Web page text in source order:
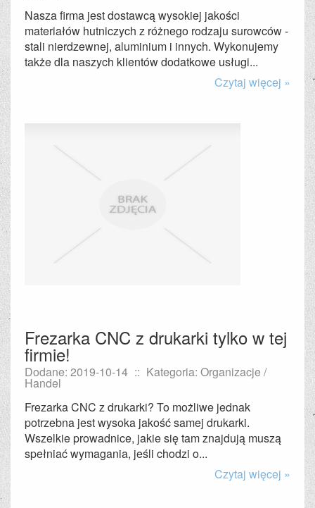
Nasza firma jest dostawcą wysokiej jakości
materiałów hutniczych z różnego rodzaju surowców -
stali nierdzewnej, aluminium i innych. Wykonujemy
także dla naszych klientów dodatkowe usługi...
Czytaj więcej »
Frezarka CNC z drukarki tylko w tej
firmie!
Dodane: 2019-10-14 :: Kategoria: Organizacje /
Handel
Frezarka CNC z drukarki? To możliwe jednak
potrzebna jest wysoka jakość samej drukarki.
Wszelkie prowadnice, jakie się tam znajdują muszą
spełniać wymagania, jeśli chodzi o...
Czytaj więcej »